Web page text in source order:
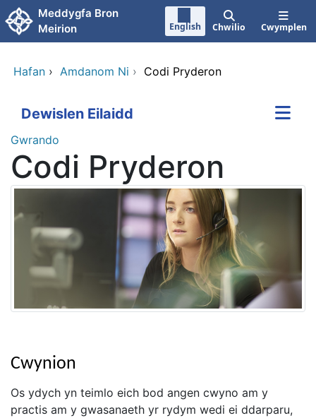
Neidio i'r prif gynnwy
Meddygfa Bron
Meirion
English Chwilio Cwymplen
Hafan › Amdanom Ni › Codi Pryderon
Dewislen Eilaidd
Gwrando
Codi Pryderon
Cwynion
Os ydych yn teimlo eich bod angen cwyno am y
practis am y gwasanaeth yr rydym wedi ei ddarparu,